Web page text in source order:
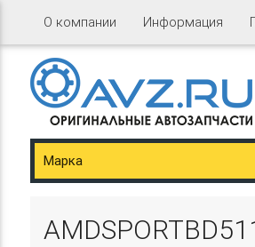
О компании Информация